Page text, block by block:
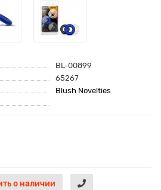
BL-00899
65267
Blush Novelties
о наличии